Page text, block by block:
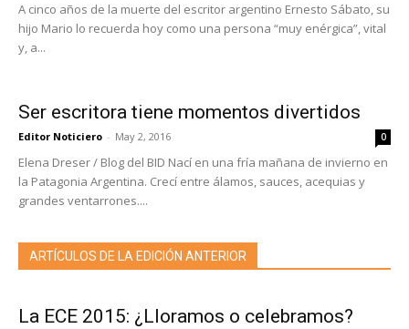
A cinco años de la muerte del escritor argentino Ernesto Sábato, su
hijo Mario lo recuerda hoy como una persona “muy enérgica”, vital
y, a...
Ser escritora tiene momentos divertidos
Editor Noticiero - May 2, 2016 0
Elena Dreser / Blog del BID Nací en una fría mañana de invierno en
la Patagonia Argentina. Crecí entre álamos, sauces, acequias y
grandes ventarrones....
ARTÍCULOS DE LA EDICIÓN ANTERIOR
La ECE 2015: ¿Lloramos o celebramos?